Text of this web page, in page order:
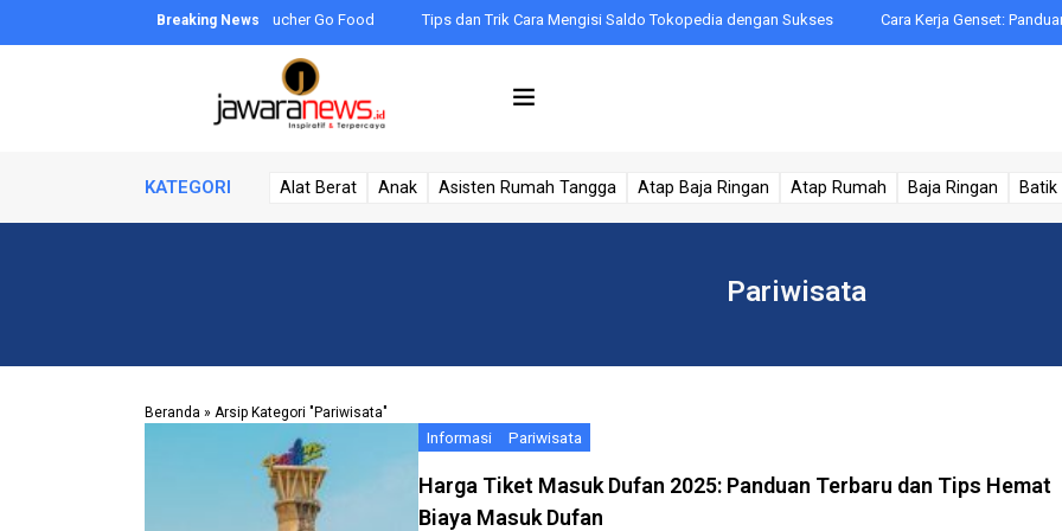
Cara Mendapatkan Voucher Go Food Tips dan Trik Cara Mengisi Saldo Tokopedia dengan Sukses Cara Kerja Genset: Panduan Terbaru
KATEGORI Alat Berat Anak Asisten Rumah Tangga Atap Baja Ringan Atap Rumah Baja Ringan Batik
Pariwisata
Beranda » Arsip Kategori "Pariwisata"
Informasi Pariwisata
Harga Tiket Masuk Dufan 2025: Panduan Terbaru dan Tips Hemat
Biaya Masuk Dufan